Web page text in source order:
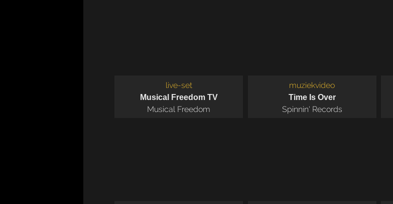
live-set
Musical Freedom TV
Musical Freedom
muziekvideo
Time Is Over
Spinnin' Records